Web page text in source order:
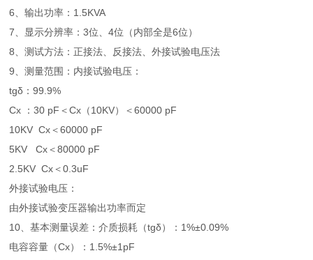
6、输出功率：1.5KVA
7、显示分辨率：3位、4位（内部全是6位）
8、测试方法：正接法、反接法、外接试验电压法
9、测量范围：内接试验电压：
tgδ：99.9%
Cx ：30 pF＜Cx（10KV）＜60000 pF
10KV Cx＜60000 pF
5KV Cx＜80000 pF
2.5KV Cx＜0.3uF
外接试验电压：
由外接试验变压器输出功率而定
10、基本测量误差：介质损耗（tgδ）：1%±0.09%
电容容量（Cx）：1.5%±1pF